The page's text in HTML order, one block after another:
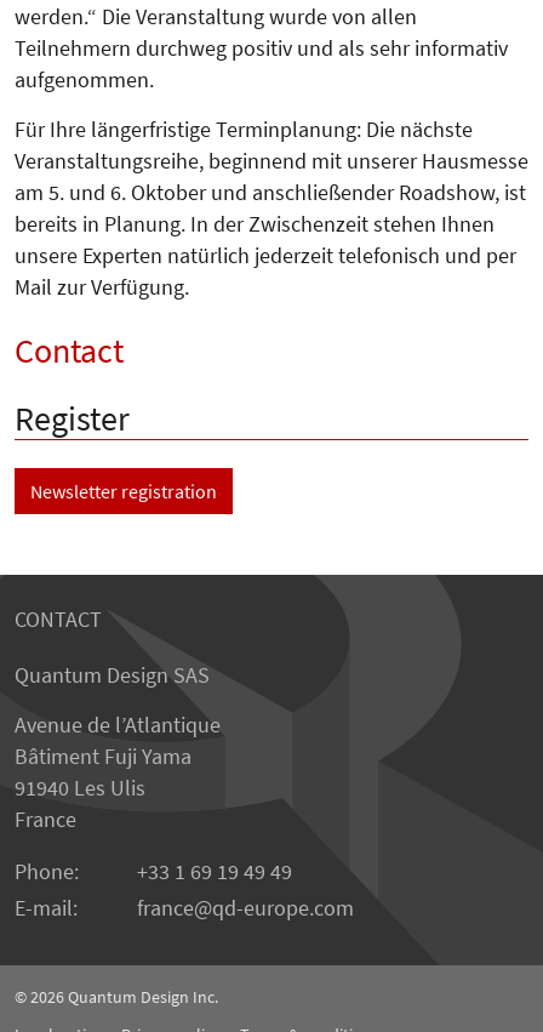
werden.“ Die Veranstaltung wurde von allen
Teilnehmern durchweg positiv und als sehr informativ
aufgenommen.
Für Ihre längerfristige Terminplanung: Die nächste
Veranstaltungsreihe, beginnend mit unserer Hausmesse
am 5. und 6. Oktober und anschließender Roadshow, ist
bereits in Planung. In der Zwischenzeit stehen Ihnen
unsere Experten natürlich jederzeit telefonisch und per
Mail zur Verfügung.
Contact
Register
Newsletter registration
CONTACT
Quantum Design SAS
Avenue de l’Atlantique
Bâtiment Fuji Yama
91940 Les Ulis
France
Phone:
+33 1 69 19 49 49
E-mail:
france qd-europe.com
© 2026Quantum Design Inc.